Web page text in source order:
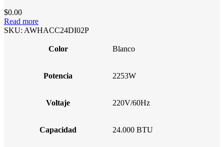
$0.00
Read more
SKU: AWHACC24DI02P
Color Blanco
Potencia 2253W
Voltaje 220V/60Hz
Capacidad 24.000 BTU